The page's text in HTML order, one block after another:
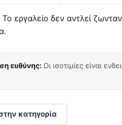
Το εργαλείο δεν αντλεί
ευθύνης: Οι ισοτιμίες είναι
κατηγορία